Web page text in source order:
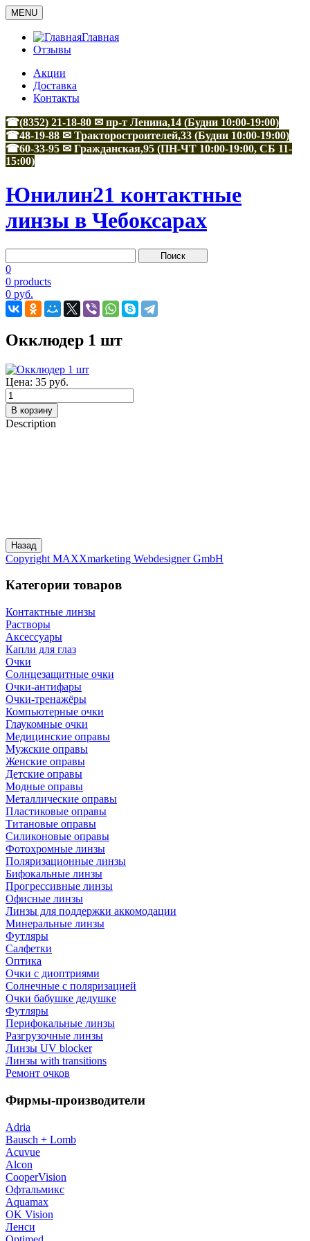
MENU
Главная
Отзывы
Акции
Доставка
Контакты
☎(8352) 21-18-80 ✉ пр-т Ленина,14 (Будни 10:00-19:00)
☎48-19-88 ✉ Тракторостроителей,33 (Будни 10:00-19:00)
☎60-33-95 ✉ Гражданская,95 (ПН-ЧТ 10:00-19:00, СБ 11-
15:00)
Юнилин21 контактные
линзы в Чебоксарах
0
0 products
0 руб.
Окклюдер 1 шт
Цена: 35 руб.
Description
Copyright MAXXmarketing Webdesigner GmbH
Категории товаров
Контактные линзы
Растворы
Аксессуары
Капли для глаз
Очки
Солнцезащитные очки
Очки-антифары
Очки-тренажёры
Компьютерные очки
Глаукомные очки
Медицинские оправы
Мужские оправы
Женские оправы
Детские оправы
Модные оправы
Металлические оправы
Пластиковые оправы
Титановые оправы
Силиконовые оправы
Фотохромные линзы
Поляризационные линзы
Бифокальные линзы
Прогрессивные линзы
Офисные линзы
Линзы для поддержки аккомодации
Минеральные линзы
Футляры
Салфетки
Оптика
Очки с диоптриями
Солнечные с поляризацией
Очки бабушке дедушке
Футляры
Перифокальные линзы
Разгрузочные линзы
Линзы UV blocker
Линзы with transitions
Ремонт очков
Фирмы-производители
Adria
Bausch + Lomb
Acuvue
Alcon
CooperVision
Офтальмикс
Aquamax
OK Vision
Ленси